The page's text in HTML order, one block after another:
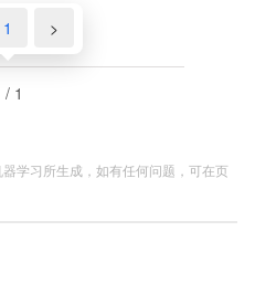
1 >
/ 1
学习所生成，如有任何问题，可在页